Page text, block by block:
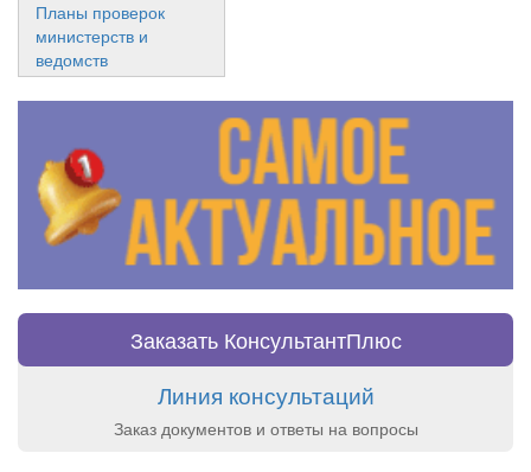
Планы проверок
министерств и
ведомств
Заказать КонсультантПлюс
Линия консультаций
Заказ документов и ответы на вопросы